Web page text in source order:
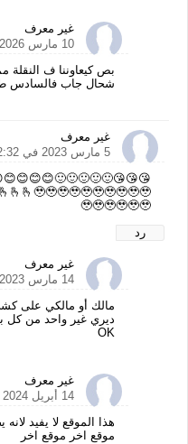
غير معرف
10 مارس 2026 في 12:56 م
بص كيعاوننا ف
شحال جاب فالسادس
غير معرف
5 مارس 2023 في 2:32 م
🥹🥹🥹🥹🥹🥹
رد
غير معرف
14 مارس 2023 في 10:19 ص
مالك أو مالكي على
ديري غير واحد من كل
OK
غير معرف
14 أبريل 2024 في 3:09 م
هذا الموقع لا يفيد
موقع اخر موقع اخر